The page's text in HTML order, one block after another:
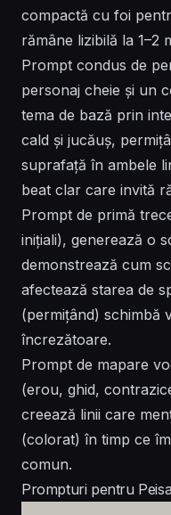
compactă cu foi
rămâne lizibilă la 1–2
Prompt condus de
personaj cheie și un
tema de bază prin
cald și jucăuș,
suprafață în ambele
beat clar care invită
Prompt de primă
inițiali), generează o
demonstrează cum
afectează starea de
(permițând) schimbă
încrezătoare.
Prompt de mapare
(erou, ghid,
creează linii care
(colorat) în timp ce
comun.
Prompturi pentru